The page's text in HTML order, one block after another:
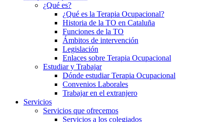
¿Qué es?
¿Qué es la Terapia Ocupacional?
Historia de la TO en Cataluña
Funciones de la TO
Ámbitos de intervención
Legislación
Enlaces sobre Terapia Ocupacional
Estudiar y Trabajar
Dónde estudiar Terapia Ocupacional
Convenios Laborales
Trabajar en el extranjero
Servicios
Servicios que ofrecemos
Servicios a los colegiados